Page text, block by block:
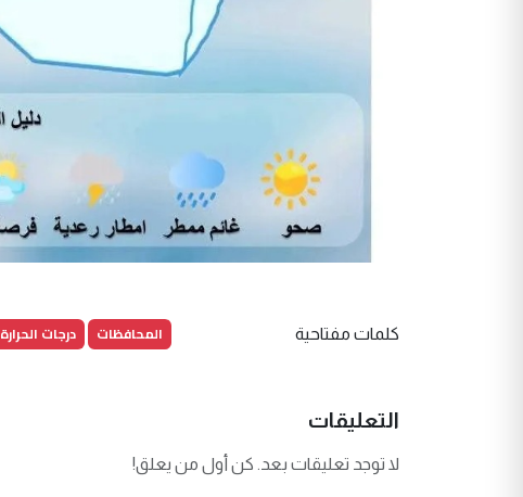
كلمات مفتاحية المحافظات درجات الحرارة
التعليقات
لا توجد تعليقات بعد. كن أول من يعلق!